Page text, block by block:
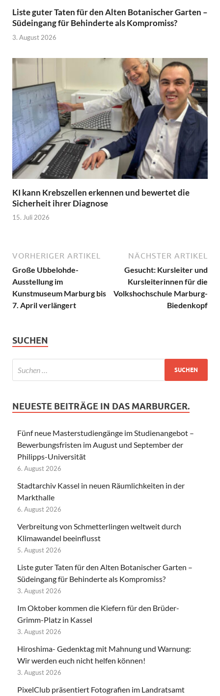
Liste guter Taten für den Alten Botanischer Garten –
Südeingang für Behinderte als Kompromiss?
3. August 2026
KI kann Krebszellen erkennen und bewertet die
Sicherheit ihrer Diagnose
15. Juli 2026
VORHERIGER ARTIKEL
Große Ubbelohde-
Ausstellung im
Kunstmuseum Marburg bis
7. April verlängert
NÄCHSTER ARTIKEL
Gesucht: Kursleiter und
Kursleiterinnen für die
Volkshochschule Marburg-
Biedenkopf
SUCHEN
NEUESTE BEITRÄGE IN DAS MARBURGER.
Fünf neue Masterstudiengänge im Studienangebot –
Bewerbungsfristen im August und September der
Philipps-Universität
6. August 2026
Stadtarchiv Kassel in neuen Räumlichkeiten in der
Markthalle
6. August 2026
Verbreitung von Schmetterlingen weltweit durch
Klimawandel beeinflusst
5. August 2026
Liste guter Taten für den Alten Botanischer Garten –
Südeingang für Behinderte als Kompromiss?
3. August 2026
Im Oktober kommen die Kiefern für den Brüder-
Grimm-Platz in Kassel
3. August 2026
Hiroshima- Gedenktag mit Mahnung und Warnung:
Wir werden euch nicht helfen können!
3. August 2026
PixelClub präsentiert Fotografien im Landratsamt